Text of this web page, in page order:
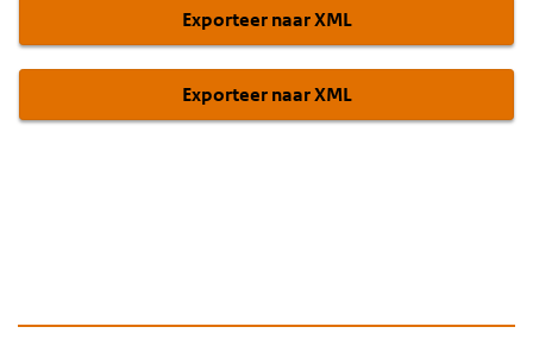
Exporteer naar XML
Exporteer naar XML